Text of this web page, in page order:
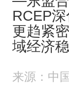
RCEP
更趋紧
域经济
来源：中